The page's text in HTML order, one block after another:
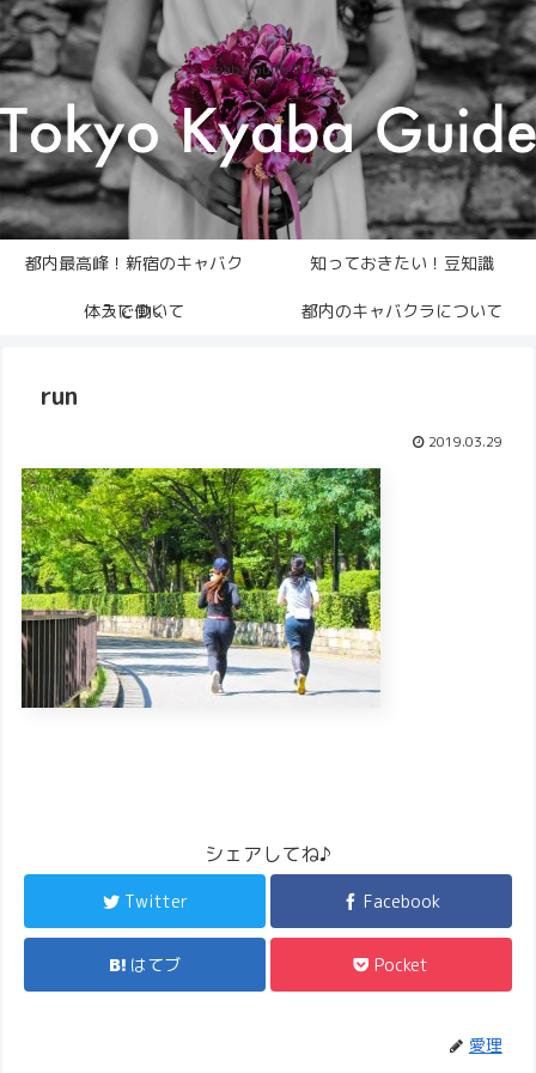
Kyaba Guide Tokyo
都内最高峰！新宿のキャバク
ラで働く
知っておきたい！豆知識
体入について 都内のキャバクラについて
run
2019.03.29
シェアしてね♪
Twitter Facebook
はてブ Pocket
愛理